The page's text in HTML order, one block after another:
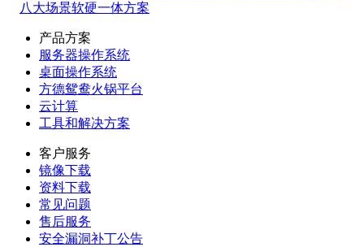
八大场景软硬一体方案
产品方案
服务器操作系统
桌面操作系统
方德鸳鸯火锅平台
云计算
工具和解决方案
客户服务
镜像下载
资料下载
常见问题
售后服务
安全漏洞补丁公告